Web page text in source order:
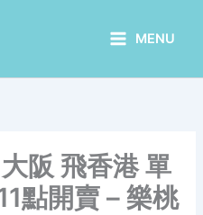
MENU
阪 飛香港 單
點開賣 – 樂桃